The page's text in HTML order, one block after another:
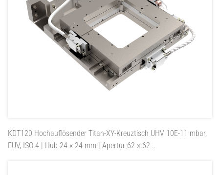
KDT120 Hochauflösender Titan-XY-Kreuztisch UHV 10E-11 mbar,
EUV, ISO 4 | Hub 24 × 24 mm | Apertur 62 × 62...